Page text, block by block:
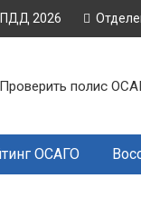
ПДД 2026
Проверить полис
ОСАГО